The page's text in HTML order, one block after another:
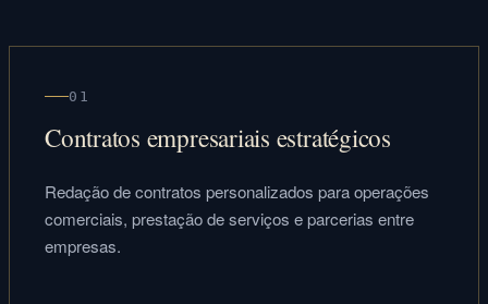
01
Contratos empresariais estratégicos
Redação de contratos personalizados para operações
comerciais, prestação de serviços e parcerias entre
empresas.